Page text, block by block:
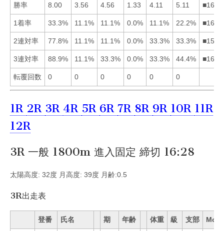
勝率 8.00 3.56 4.56 1.33 4.11 5.11
1着率 33.3% 11.1% 11.1% 0.0% 11.1% 22.2%
2連対率 77.8% 11.1% 11.1% 0.0% 33.3% 33.3%
3連対率 88.9% 11.1% 33.3% 0.0% 33.3% 44.4%
転覆回数 0 0 0 0 0 0
1R 2R 3R 4R 5R 6R 7R 8R 9R 10R 11R
12R
3R 一般 1800m 進入固定 締切 16:28
太陽高度: 32度 月高度: 39度 月齢:0.5
3R出走表
登番 氏名 期 年齢 体重 級 支部 Mo